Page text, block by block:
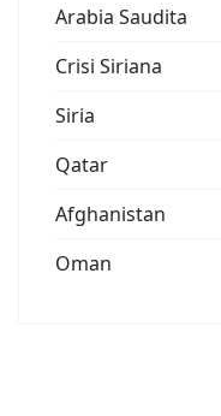
Arabia Saudita
Crisi Siriana
Siria
Qatar
Afghanistan
Oman